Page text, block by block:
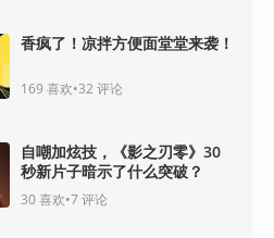
香疯了！凉拌方便面堂堂来袭！
169 喜欢•32 评论
自嘲加炫技，《影之刃零》30
秒新片子暗示了什么突破？
30喜欢•7评论